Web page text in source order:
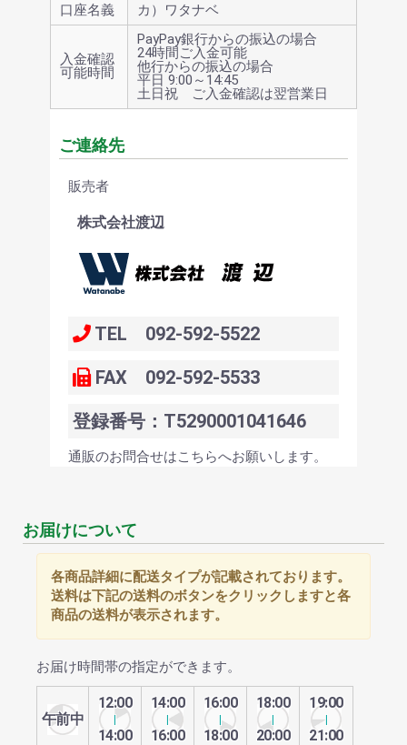
口座名義
カ）ワタナベ
入金確認
可能時間
PayPay銀行からの振込の場合
24時間ご入金可能
他行からの振込の場合
平日 9:00～14:45
土日祝 ご入金確認は翌営業日
ご連絡先
販売者
株式会社渡辺
TEL 092-592-5522
FAX 092-592-5533
登録番号：T5290001041646
通販のお問合せはこちらへお願いします。
お届けについて
各商品詳細に配送タイプが記載されております。
送料は下記の送料のボタンをクリックしますと各
商品の送料が表示されます。
お届け時間帯の指定ができます。
午前中
12:00
14:00
14:00
16:00
16:00
18:00
18:00
20:00
19:00
21:00